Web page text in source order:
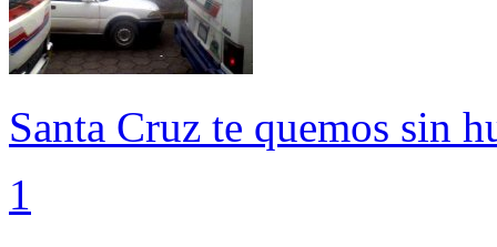
Santa Cruz te quemos sin
1